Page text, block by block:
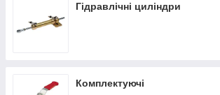
Гідравлічні циліндри
Комплектуючі